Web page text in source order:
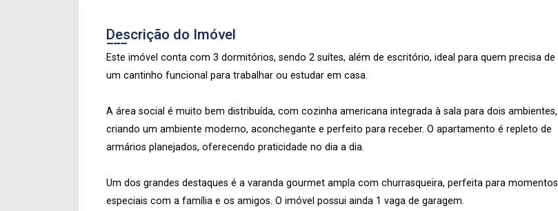
Descrição do Imóvel
Este imóvel conta com 3 dormitórios, sendo 2 suítes, além de escritório, ideal para quem precisa de
um cantinho funcional para trabalhar ou estudar em casa.
A área social é muito bem distribuída, com cozinha americana integrada à sala para dois ambientes,
criando um ambiente moderno, aconchegante e perfeito para receber. O apartamento é repleto de
armários planejados, oferecendo praticidade no dia a dia.
Um dos grandes destaques é a varanda gourmet ampla com churrasqueira, perfeita para momentos
especiais com a família e os amigos. O imóvel possui ainda 1 vaga de garagem.